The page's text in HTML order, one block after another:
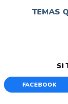
TEMAS
SI
FACEBOOK